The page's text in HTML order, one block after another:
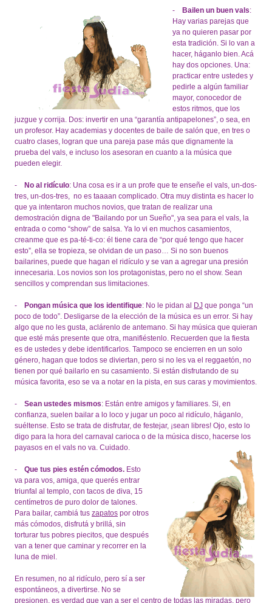
- Bailen un buen vals:
Hay varias parejas que
ya no quieren pasar por
esta tradición. Si lo van a
hacer, háganlo bien. Acá
hay dos opciones. Una:
practicar entre ustedes y
pedirle a algún familiar
mayor, conocedor de
estos ritmos, que los
juzgue y corrija. Dos: invertir en una “garantía antipapelones”, o sea, en
un profesor. Hay academias y docentes de baile de salón que, en tres o
cuatro clases, logran que una pareja pase más que dignamente la
prueba del vals, e incluso los asesoran en cuanto a la música que
pueden elegir.
- No al ridículo: Una cosa es ir a un profe que te enseñe el vals, un-dos-
tres, un-dos-tres, no es taaaan complicado. Otra muy distinta es hacer lo
que ya intentaron muchos novios, que tratan de realizar una
demostración digna de "Bailando por un Sueño", ya sea para el vals, la
entrada o como “show” de salsa. Ya lo vi en muchos casamientos,
creanme que es pa-té-ti-co: él tiene cara de “por qué tengo que hacer
esto”, ella se tropieza, se olvidan de un paso… Si no son buenos
bailarines, puede que hagan el ridículo y se van a agregar una presión
innecesaria. Los novios son los protagonistas, pero no el show. Sean
sencillos y comprendan sus limitaciones.
- Pongan música que los identifique: No le pidan al DJ que ponga “un
poco de todo”. Desligarse de la elección de la música es un error. Si hay
algo que no les gusta, aclárenlo de antemano. Si hay música que quieran
que esté más presente que otra, manifiéstenlo. Recuerden que la fiesta
es de ustedes y debe identificarlos. Tampoco se encierren en un solo
género, hagan que todos se diviertan, pero si no les va el reggaetón, no
tienen por qué bailarlo en su casamiento. Si están disfrutando de su
música favorita, eso se va a notar en la pista, en sus caras y movimientos.
- Sean ustedes mismos: Están entre amigos y familiares. Si, en
confianza, suelen bailar a lo loco y jugar un poco al ridículo, háganlo,
suéltense. Esto se trata de disfrutar, de festejar, ¡sean libres! Ojo, esto lo
digo para la hora del carnaval carioca o de la música disco, hacerse los
payasos en el vals no va. Cuidado.
- Que tus pies estén cómodos. Esto
va para vos, amiga, que querés entrar
triunfal al templo, con tacos de diva, 15
centímetros de puro dolor de talones.
Para bailar, cambiá tus zapatos por otros
más cómodos, disfrutá y brillá, sin
torturar tus pobres piecitos, que después
van a tener que caminar y recorrer en la
luna de miel.
En resumen, no al ridículo, pero sí a ser
espontáneos, a divertirse. No se
presionen, es verdad que van a ser el centro de todas las miradas, pero